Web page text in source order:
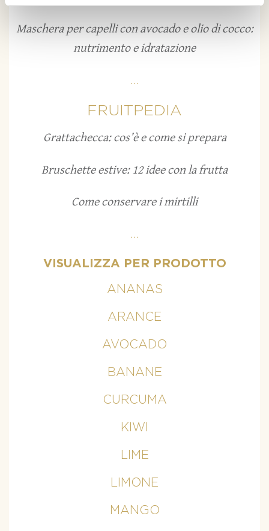
Maschera per capelli con avocado e olio di cocco:
nutrimento e idratazione
...
FRUITPEDIA
Grattachecca: cos’è e come si prepara
Bruschette estive: 12 idee con la frutta
Come conservare i mirtilli
...
VISUALIZZA PER PRODOTTO
ANANAS
ARANCE
AVOCADO
BANANE
CURCUMA
KIWI
LIME
LIMONE
MANGO